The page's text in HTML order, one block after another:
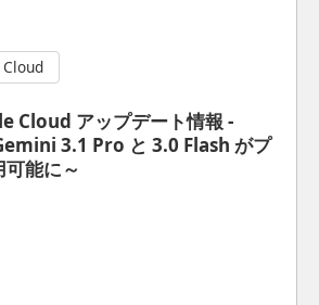
Cloud アップデート情報 -
3.1 Pro と 3.0 Flash がプ
能に～